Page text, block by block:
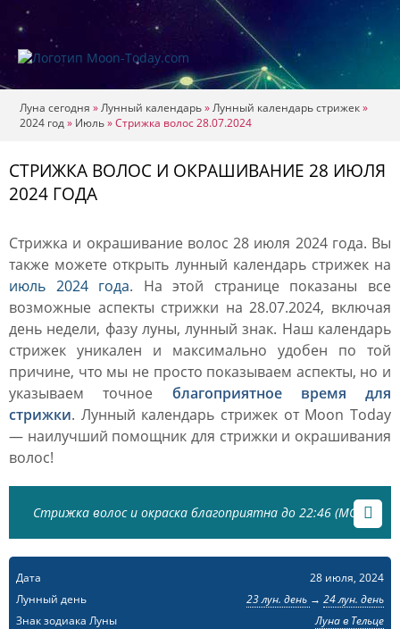
Луна сегодня »Лунный календарь»Лунный календарь стрижек»
2024 год» Июль»Стрижка волос 28.07.2024
СТРИЖКА ВОЛОС И ОКРАШИВАНИЕ 28 ИЮЛЯ
2024 ГОДА
Стрижка и окрашивание волос 28 июля 2024 года. Вы
также можете открыть лунный календарь стрижек на
июль 2024 года. На этой странице показаны все
возможные аспекты стрижки на 28.07.2024, включая
день недели, фазу луны, лунный знак. Наш календарь
стрижек уникален и максимально удобен по той
причине, что мы не просто показываем аспекты, но и
указываем точное благоприятное время для
стрижки. Лунный календарь стрижек от Moon Today
— наилучший помощник для стрижки и окрашивания
волос!
Стрижка волос и окраска благоприятна до 22:46 (МСК)
Дата
28 июля, 2024
Лунный день
23 лун. день → 24 лун. день
Знак зодиака Луны
Луна в Тельце